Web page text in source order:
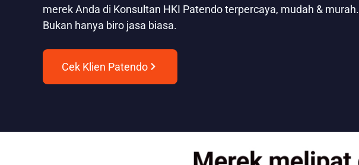
merek Anda di Konsultan HKI Patendo terpercaya, mudah & murah.
Bukan hanya biro jasa biasa.
Cek Klien Patendo